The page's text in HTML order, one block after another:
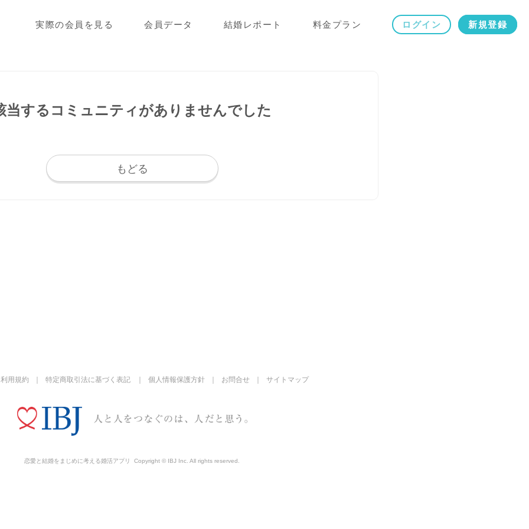
実際の会員を見る 会員データ 結婚レポート 料金プラン ログイン 新規登録
当するコミュニティがありませんでした
もどる
利用規約 特定商取引法に基づく表記 個人情報保護方針 お問合せ サイトマップ
恋愛と結婚をまじめに考える婚活アプリ Copyright © IBJ Inc. All rights reserved.